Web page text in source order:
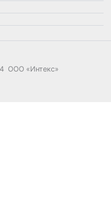
ООО «‎Интекс»‎